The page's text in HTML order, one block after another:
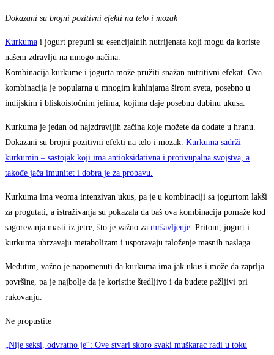
Dokazani su brojni pozitivni efekti na telo i mozak
Kurkuma i jogurt prepuni su esencijalnih nutrijenata koji mogu da koriste
našem zdravlju na mnogo načina.
Kombinacija kurkume i jogurta može pružiti snažan nutritivni efekat. Ova
kombinacija je popularna u mnogim kuhinjama širom sveta, posebno u
indijskim i bliskoistočnim jelima, kojima daje posebnu dubinu ukusa.
Kurkuma je jedan od najzdravijih začina koje možete da dodate u hranu.
Dokazani su brojni pozitivni efekti na telo i mozak. Kurkuma sadrži
kurkumin – sastojak koji ima antioksidativna i protivupalna svojstva, a
takođe jača imunitet i dobra je za probavu.
Kurkuma ima veoma intenzivan ukus, pa je u kombinaciji sa jogurtom lakši
za progutati, a istraživanja su pokazala da baš ova kombinacija pomaže kod
sagorevanja masti iz jetre, što je važno za mršavljenje. Pritom, jogurt i
kurkuma ubrzavaju metabolizam i usporavaju taloženje masnih naslaga.
Međutim, važno je napomenuti da kurkuma ima jak ukus i može da zaprlja
površine, pa je najbolje da je koristite štedljivo i da budete pažljivi pri
rukovanju.
Ne propustite
„Nije seksi, odvratno je“: Ove stvari skoro svaki muškarac radi u toku